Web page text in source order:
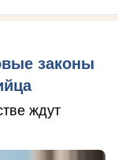
законы
ждут